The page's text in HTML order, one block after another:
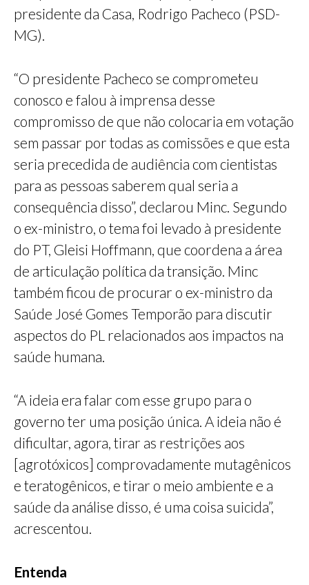
presidente da Casa, Rodrigo Pacheco (PSD-
MG).
“O presidente Pacheco se comprometeu
conosco e falou à imprensa desse
compromisso de que não colocaria em votação
sem passar por todas as comissões e que esta
seria precedida de audiência com cientistas
para as pessoas saberem qual seria a
consequência disso”, declarou Minc. Segundo
o ex-ministro, o tema foi levado à presidente
do PT, Gleisi Hoffmann, que coordena a área
de articulação política da transição. Minc
também ficou de procurar o ex-ministro da
Saúde José Gomes Temporão para discutir
aspectos do PL relacionados aos impactos na
saúde humana.
“A ideia era falar com esse grupo para o
governo ter uma posição única. A ideia não é
dificultar, agora, tirar as restrições aos
[agrotóxicos] comprovadamente mutagênicos
e teratogênicos, e tirar o meio ambiente e a
saúde da análise disso, é uma coisa suicida”,
acrescentou.
Entenda